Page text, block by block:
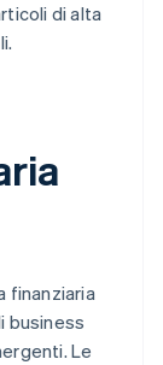
di alta
finanziaria
business
Le